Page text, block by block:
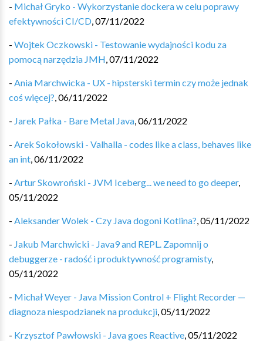
- Michał Gryko - Wykorzystanie dockera w celu poprawy
efektywności CI/CD,07/11/2022
- Wojtek Oczkowski - Testowanie wydajności kodu za
pomocą narzędzia JMH,07/11/2022
- Ania Marchwicka - UX - hipsterski termin czy może jednak
coś więcej?,06/11/2022
- Jarek Pałka - Bare Metal Java,06/11/2022
- Arek Sokołowski - Valhalla - codes like a class, behaves like
an int,06/11/2022
- Artur Skowroński - JVM Iceberg... we need to go deeper,
05/11/2022
- Aleksander Wolek - Czy Java dogoni Kotlina?,05/11/2022
- Jakub Marchwicki - Java9 and REPL. Zapomnij o
debuggerze - radość i produktywność programisty,
05/11/2022
- Michał Weyer - Java Mission Control + Flight Recorder —
diagnoza niespodzianek na produkcji,05/11/2022
- Krzysztof Pawłowski - Java goes Reactive,05/11/2022